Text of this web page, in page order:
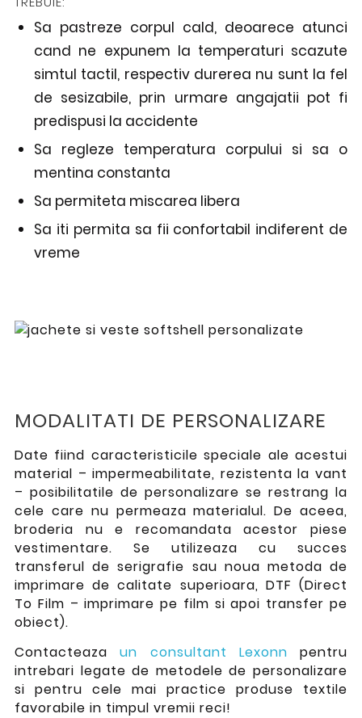
Sa pastreze corpul cald, deoarece atunci
cand ne expunem la temperaturi scazute
simtul tactil, respectiv durerea nu sunt la fel
de sesizabile, prin urmare angajatii pot fi
predispusi la accidente
Sa regleze temperatura corpului si sa o
mentina constanta
Sa permiteta miscarea libera
Sa iti permita sa fii confortabil indiferent de
vreme
MODALITATI DE PERSONALIZARE
Date fiind caracteristicile speciale ale acestui
material – impermeabilitate, rezistenta la vant
– posibilitatile de personalizare se restrang la
cele care nu permeaza materialul. De aceea,
broderia nu e recomandata acestor piese
vestimentare. Se utilizeaza cu succes
transferul de serigrafie sau noua metoda de
imprimare de calitate superioara, DTF (Direct
To Film – imprimare pe film si apoi transfer pe
obiect).
Contacteazaun consultant Lexonn pentru
intrebari legate de metodele de personalizare
si pentru cele mai practice produse textile
favorabile in timpul vremii reci!